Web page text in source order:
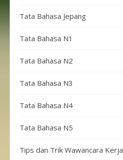
Tata Bahasa Jepang
Tata Bahasa N1
Tata Bahasa N2
Tata Bahasa N3
Tata Bahasa N4
Tata Bahasa N5
Tips dan Trik Wawancara Kerja